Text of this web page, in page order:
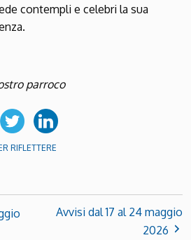
contempli e celebri la sua
parroco
RIFLETTERE
Avvisi dal 17 al 24 maggio
2026